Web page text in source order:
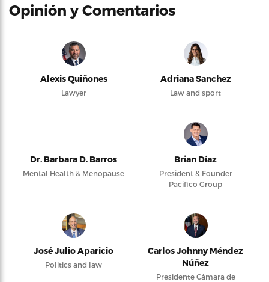
Opinión y Comentarios
Alexis Quiñones
Lawyer
Adriana Sanchez
Law and sport
Dr. Barbara D. Barros
Mental Health & Menopause
Brian Díaz
President & Founder
Pacifico Group
José Julio Aparicio
Politics and law
Carlos Johnny Méndez
Núñez
Presidente Cámara de